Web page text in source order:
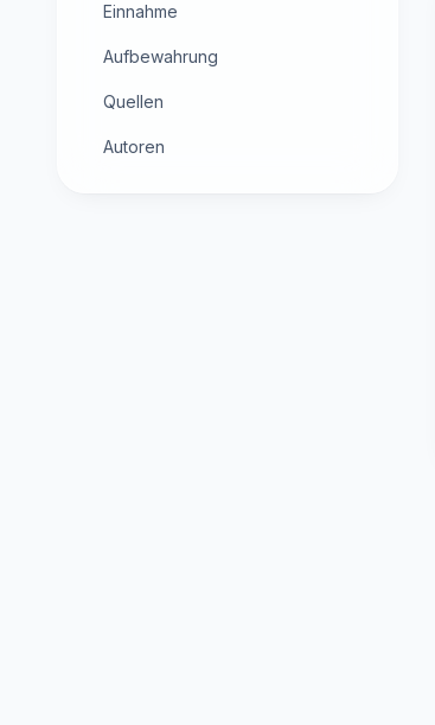
Einnahme
Aufbewahrung
Quellen
Autoren